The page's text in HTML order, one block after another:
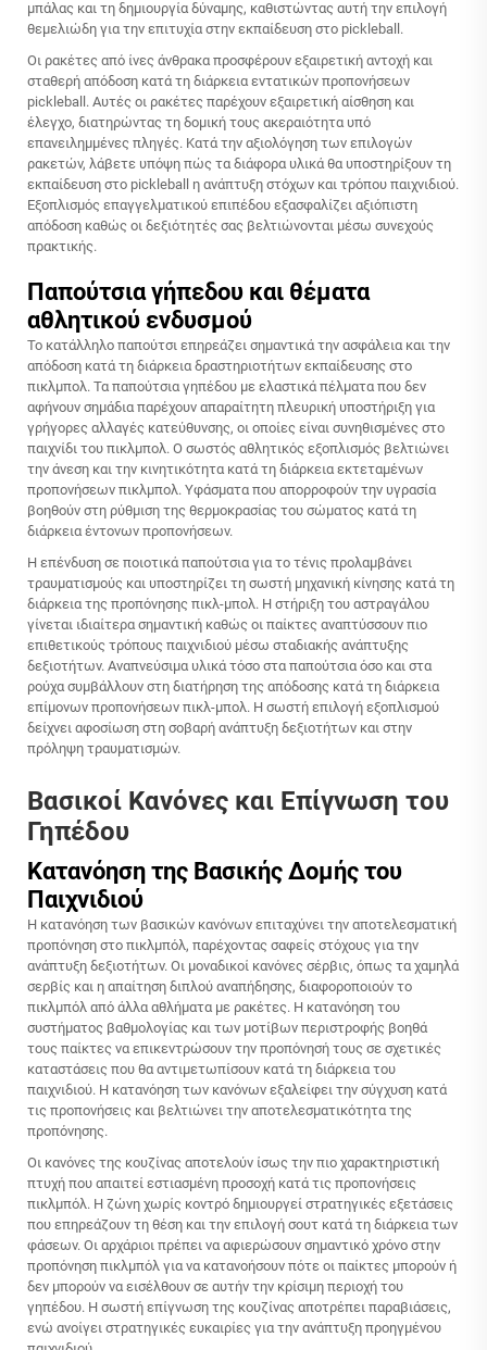
μπάλας και τη δημιουργία δύναμης, καθιστώντας αυτή την επιλογή
θεμελιώδη για την επιτυχία στην εκπαίδευση στο pickleball.
Οι ρακέτες από ίνες άνθρακα προσφέρουν εξαιρετική αντοχή και
σταθερή απόδοση κατά τη διάρκεια εντατικών προπονήσεων
pickleball. Αυτές οι ρακέτες παρέχουν εξαιρετική αίσθηση και
έλεγχο, διατηρώντας τη δομική τους ακεραιότητα υπό
επανειλημμένες πληγές. Κατά την αξιολόγηση των επιλογών
ρακετών, λάβετε υπόψη πώς τα διάφορα υλικά θα υποστηρίξουν τη
εκπαίδευση στο pickleball η ανάπτυξη στόχων και τρόπου παιχνιδιού.
Εξοπλισμός επαγγελματικού επιπέδου εξασφαλίζει αξιόπιστη
απόδοση καθώς οι δεξιότητές σας βελτιώνονται μέσω συνεχούς
πρακτικής.
Παπούτσια γήπεδου και θέματα
αθλητικού ενδυσμού
Το κατάλληλο παπούτσι επηρεάζει σημαντικά την ασφάλεια και την
απόδοση κατά τη διάρκεια δραστηριοτήτων εκπαίδευσης στο
πικλμπολ. Τα παπούτσια γηπέδου με ελαστικά πέλματα που δεν
αφήνουν σημάδια παρέχουν απαραίτητη πλευρική υποστήριξη για
γρήγορες αλλαγές κατεύθυνσης, οι οποίες είναι συνηθισμένες στο
παιχνίδι του πικλμπολ. Ο σωστός αθλητικός εξοπλισμός βελτιώνει
την άνεση και την κινητικότητα κατά τη διάρκεια εκτεταμένων
προπονήσεων πικλμπολ. Υφάσματα που απορροφούν την υγρασία
βοηθούν στη ρύθμιση της θερμοκρασίας του σώματος κατά τη
διάρκεια έντονων προπονήσεων.
Η επένδυση σε ποιοτικά παπούτσια για το τένις προλαμβάνει
τραυματισμούς και υποστηρίζει τη σωστή μηχανική κίνησης κατά τη
διάρκεια της προπόνησης πικλ-μπολ. Η στήριξη του αστραγάλου
γίνεται ιδιαίτερα σημαντική καθώς οι παίκτες αναπτύσσουν πιο
επιθετικούς τρόπους παιχνιδιού μέσω σταδιακής ανάπτυξης
δεξιοτήτων. Αναπνεύσιμα υλικά τόσο στα παπούτσια όσο και στα
ρούχα συμβάλλουν στη διατήρηση της απόδοσης κατά τη διάρκεια
επίμονων προπονήσεων πικλ-μπολ. Η σωστή επιλογή εξοπλισμού
δείχνει αφοσίωση στη σοβαρή ανάπτυξη δεξιοτήτων και στην
πρόληψη τραυματισμών.
Βασικοί Κανόνες και Επίγνωση του
Γηπέδου
Κατανόηση της Βασικής Δομής του
Παιχνιδιού
Η κατανόηση των βασικών κανόνων επιταχύνει την αποτελεσματική
προπόνηση στο πικλμπόλ, παρέχοντας σαφείς στόχους για την
ανάπτυξη δεξιοτήτων. Οι μοναδικοί κανόνες σέρβις, όπως τα χαμηλά
σερβίς και η απαίτηση διπλού αναπήδησης, διαφοροποιούν το
πικλμπόλ από άλλα αθλήματα με ρακέτες. Η κατανόηση του
συστήματος βαθμολογίας και των μοτίβων περιστροφής βοηθά
τους παίκτες να επικεντρώσουν την προπόνησή τους σε σχετικές
καταστάσεις που θα αντιμετωπίσουν κατά τη διάρκεια του
παιχνιδιού. Η κατανόηση των κανόνων εξαλείφει την σύγχυση κατά
τις προπονήσεις και βελτιώνει την αποτελεσματικότητα της
προπόνησης.
Οι κανόνες της κουζίνας αποτελούν ίσως την πιο χαρακτηριστική
πτυχή που απαιτεί εστιασμένη προσοχή κατά τις προπονήσεις
πικλμπόλ. Η ζώνη χωρίς κοντρό δημιουργεί στρατηγικές εξετάσεις
που επηρεάζουν τη θέση και την επιλογή σουτ κατά τη διάρκεια των
φάσεων. Οι αρχάριοι πρέπει να αφιερώσουν σημαντικό χρόνο στην
προπόνηση πικλμπόλ για να κατανοήσουν πότε οι παίκτες μπορούν ή
δεν μπορούν να εισέλθουν σε αυτήν την κρίσιμη περιοχή του
γηπέδου. Η σωστή επίγνωση της κουζίνας αποτρέπει παραβιάσεις,
ενώ ανοίγει στρατηγικές ευκαιρίες για την ανάπτυξη προηγμένου